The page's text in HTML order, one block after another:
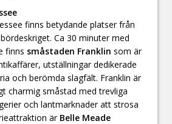
finns betydande platser från
Ca 30 minuter med
finns småstaden Franklin som är
utställningar dedikerade
och berömda slagfält. Franklin är
charmig småstad med trevliga
och lantmarknader att strosa
är Belle Meade